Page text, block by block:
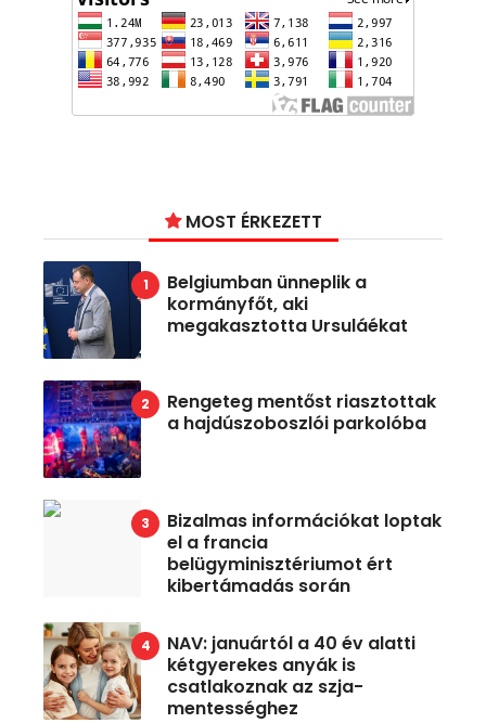
MOST ÉRKEZETT
Belgiumban ünneplik a
kormányfőt, aki
megakasztotta Ursuláékat
Rengeteg mentőst riasztottak
a hajdúszoboszlói parkolóba
Bizalmas információkat loptak
el a francia
belügyminisztériumot ért
kibertámadás során
NAV: januártól a 40 év alatti
kétgyerekes anyák is
csatlakoznak az szja-
mentességhez